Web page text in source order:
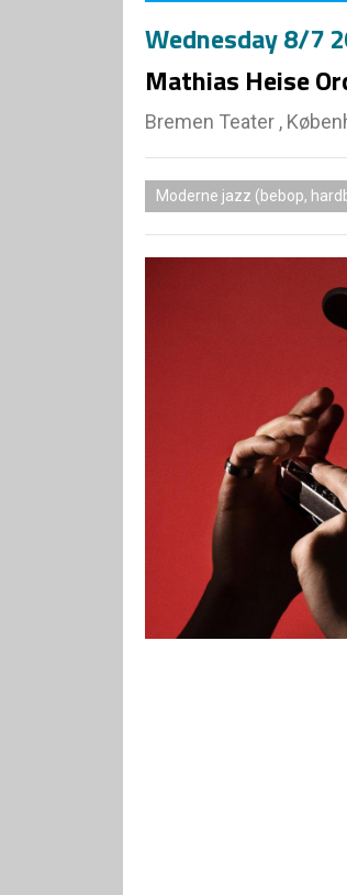
Wednesday8/7
Mathias Heise
Bremen Teater ,
Moderne jazz (bebop,